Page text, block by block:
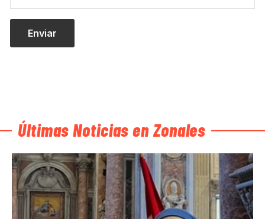
Últimas Noticias en Zonales